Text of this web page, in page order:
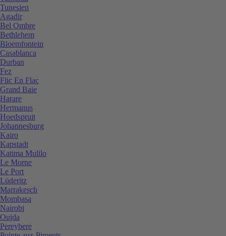
Tunesien
Agadir
Bel Ombre
Bethlehem
Bloemfontein
Casablanca
Durban
Fez
Flic En Flac
Grand Baie
Harare
Hermanus
Hoedspruit
Johannesburg
Kairo
Kapstadt
Katima Mulilo
Le Morne
Le Port
Lüderitz
Marrakesch
Mombasa
Nairobi
Oujda
Pereybere